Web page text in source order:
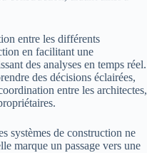
entre les différents
en facilitant une
des analyses en temps réel.
des décisions éclairées,
entre les architectes,
systèmes de construction ne
marque un passage vers une